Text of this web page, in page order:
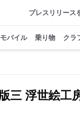
プレスリリース
モバイル 乗り物 クラ
三 浮世絵工